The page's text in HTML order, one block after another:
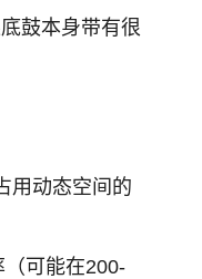
鼓本身带有很
用动态空间的
（可能在200-